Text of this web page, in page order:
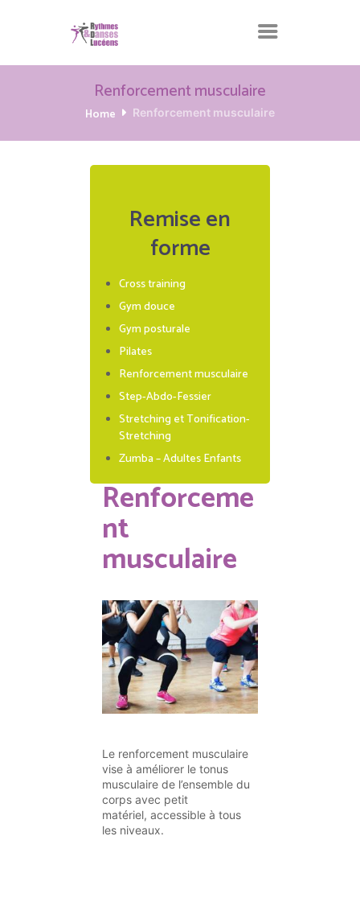
Renforcement musculaire
Home Renforcement musculaire
Remise en
forme
Cross training
Gym douce
Gym posturale
Pilates
Renforcement musculaire
Step-Abdo-Fessier
Stretching et Tonification-
Stretching
Zumba – Adultes Enfants
Renforceme
nt
musculaire
Le renforcement musculaire
vise à améliorer le tonus
musculaire de l’ensemble du
corps avec petit
matériel, accessible à tous
les niveaux.